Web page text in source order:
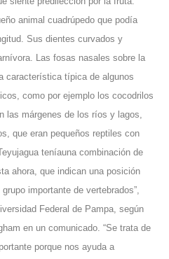
animal cuadrúpedo que podía
Sus dientes curvados y
Las fosas nasales sobre la
característica típica de algunos
como por ejemplo los cocodrilos
las márgenes de los ríos y lagos,
que eran pequeños reptiles con
teníauna combinación de
ahora, que indican una posición
importante de vertebrados”,
Federal de Pampa, según
en un comunicado. “Se trata de
porque nos ayuda a